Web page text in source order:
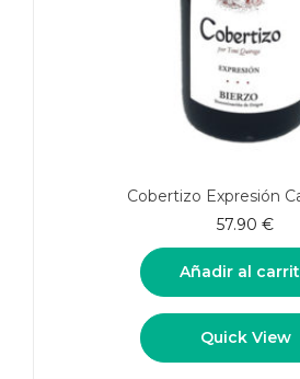
Cobertizo Expresión
57.90 €
Añadir al
Quick View